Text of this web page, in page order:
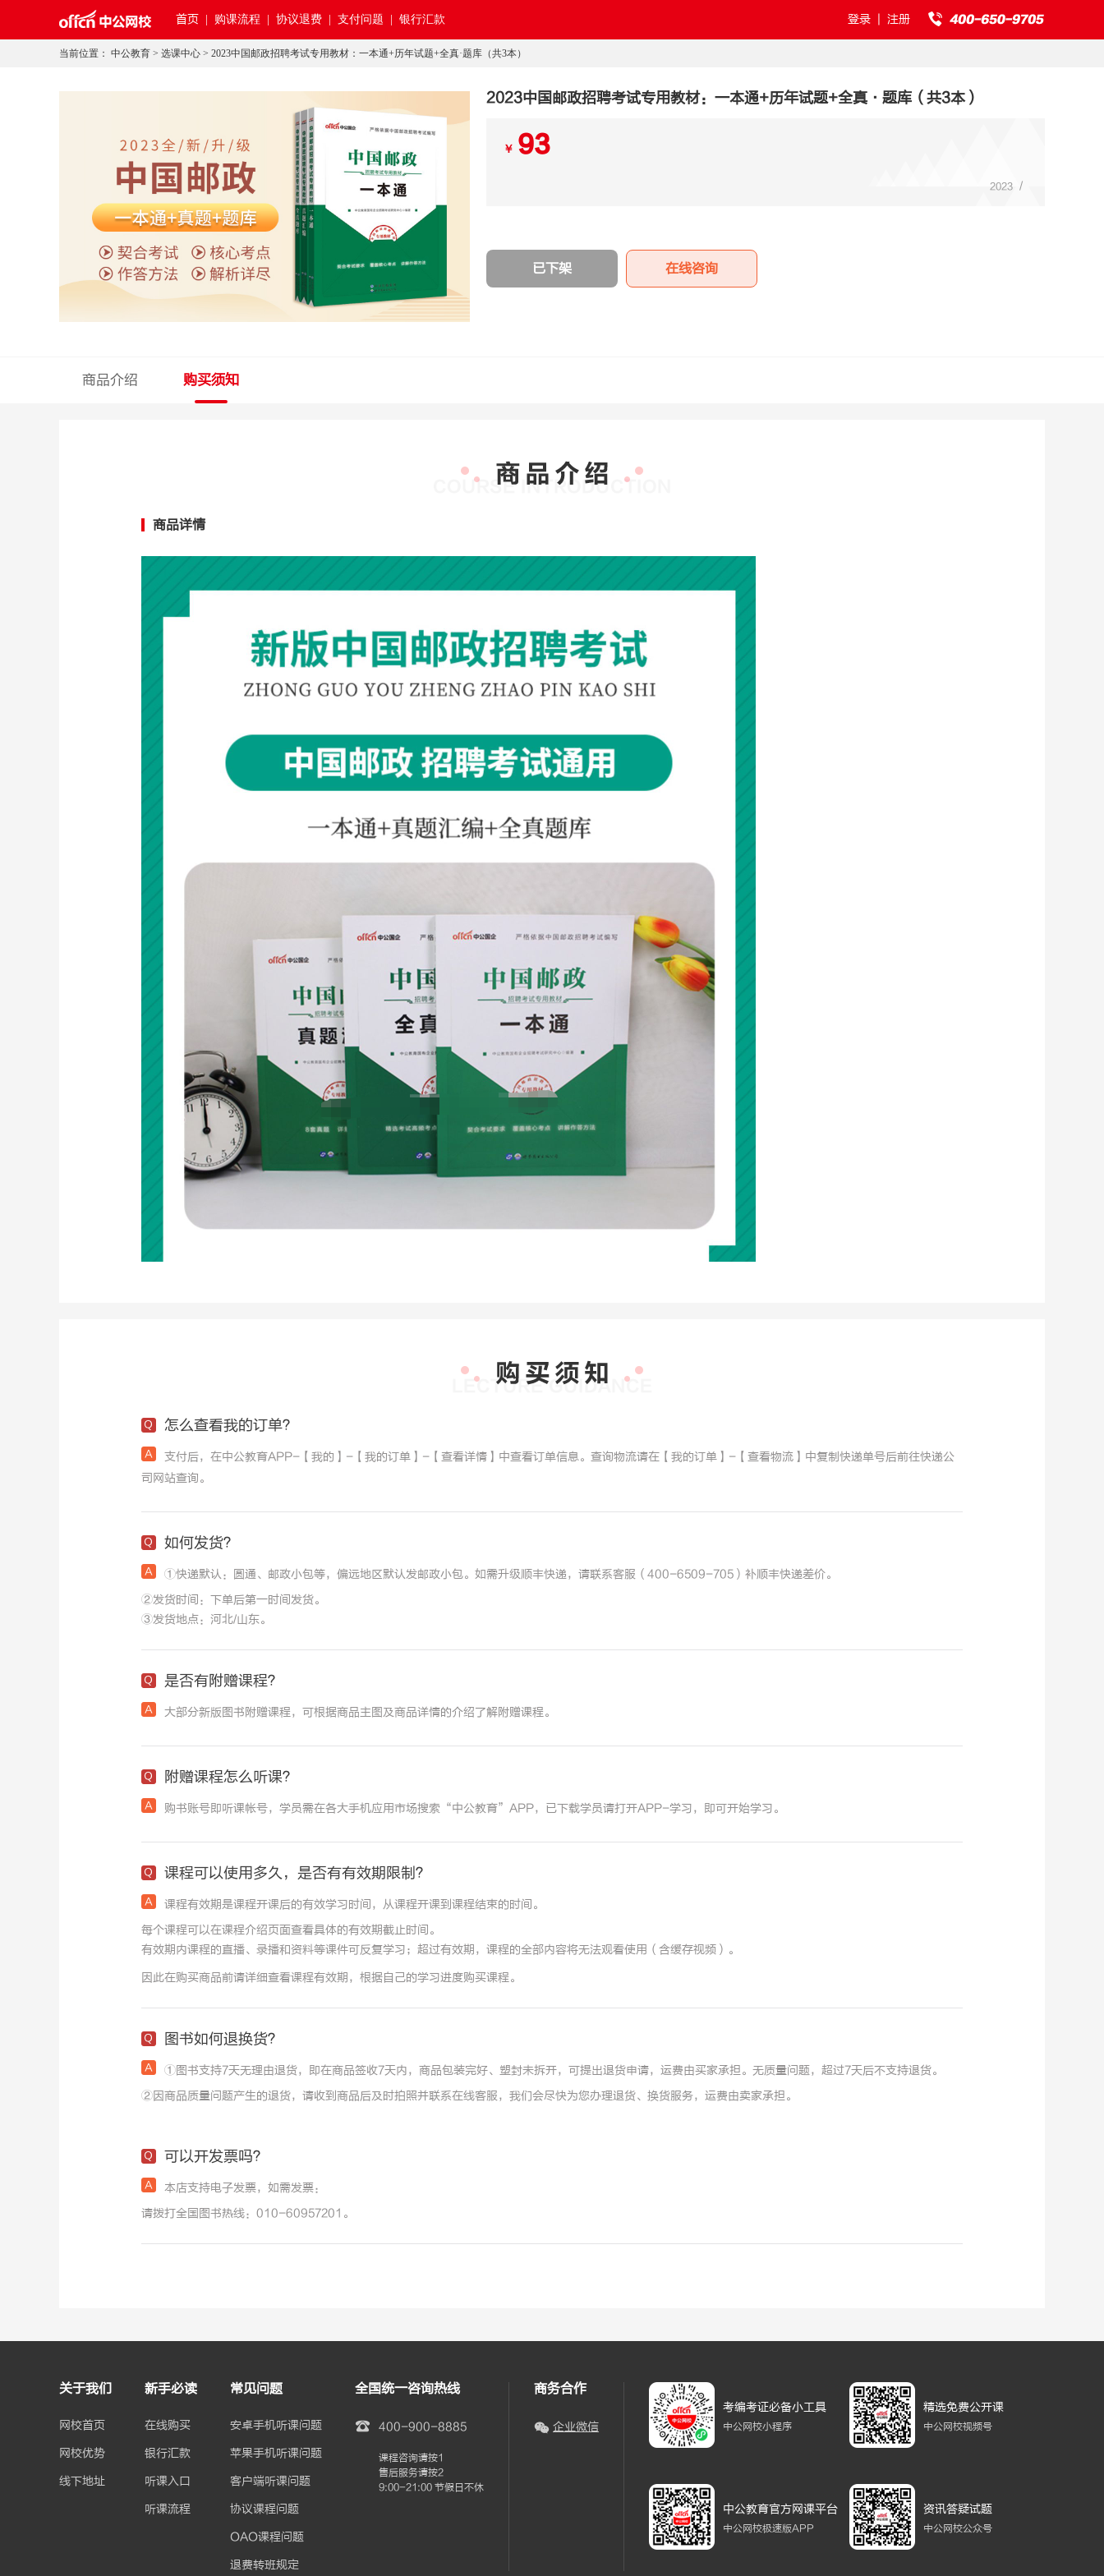
首页 购课流程 | 协议退费 | 支付问题 | 银行汇款 登录 注册
当前位置： 中公教育 > 选课中心 > 2023中国邮政招聘考试专用教材：一本通+历年试题+全真·题库（共3本）
2023中国邮政招聘考试专用教材：一本通+历年试题+全真·题库（共3本）
￥ 93
2023 /
已下架 在线咨询
商品介绍 购买须知
商品详情
怎么查看我的订单？
支付后，在中公教育APP-【我的】-【我的订单】-【查看详情】中查看订单信息。查询物流请在【我的订单】-【查看物流】中复制快递单号后前往快递公
司网站查询。
如何发货？
①快递默认：圆通、邮政小包等，偏远地区默认发邮政小包。如需升级顺丰快递，请联系客服（400-6509-705）补顺丰快递差价。
②发货时间：下单后第一时间发货。
③发货地点：河北/山东。
是否有附赠课程？
大部分新版图书附赠课程，可根据商品主图及商品详情的介绍了解附赠课程。
附赠课程怎么听课？
购书账号即听课帐号，学员需在各大手机应用市场搜索“中公教育”APP，已下载学员请打开APP-学习，即可开始学习。
课程可以使用多久，是否有有效期限制？
课程有效期是课程开课后的有效学习时间，从课程开课到课程结束的时间。
每个课程可以在课程介绍页面查看具体的有效期截止时间。
有效期内课程的直播、录播和资料等课件可反复学习；超过有效期，课程的全部内容将无法观看使用（含缓存视频）。
因此在购买商品前请详细查看课程有效期，根据自己的学习进度购买课程。
图书如何退换货？
①图书支持7天无理由退货，即在商品签收7天内，商品包装完好、塑封未拆开，可提出退货申请，运费由买家承担。无质量问题，超过7天后不支持退货。
②因商品质量问题产生的退货，请收到商品后及时拍照并联系在线客服，我们会尽快为您办理退货、换货服务，运费由卖家承担。
可以开发票吗？
本店支持电子发票，如需发票：
请拨打全国图书热线：010-60957201。
关于我们
网校首页
网校优势
线下地址
新手必读
在线购买
银行汇款
听课入口
听课流程
常见问题
安卓手机听课问题
苹果手机听课问题
客户端听课问题
协议课程问题
OAO课程问题
退费转班规定
全国统一咨询热线
400-900-8885
课程咨询请按1
售后服务请按2
9:00-21:00 节假日不休
商务合作
企业微信
考编考证必备小工具
中公网校小程序
精选免费公开课
中公网校视频号
中公教育官方网课平台
中公网校极速版APP
资讯答疑试题
中公网校公众号